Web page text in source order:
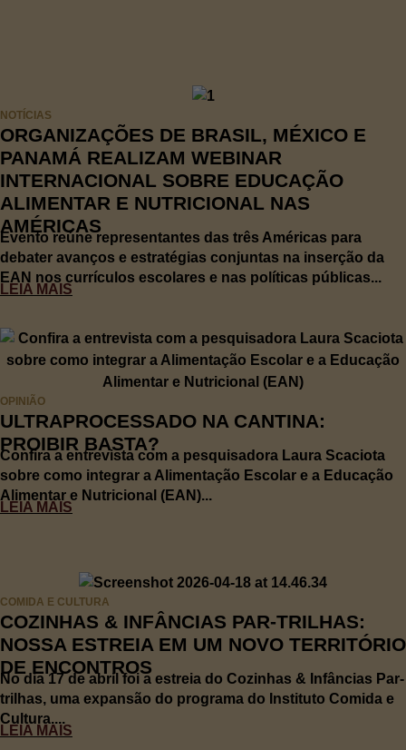
NOTÍCIAS
ORGANIZAÇÕES DE BRASIL, MÉXICO E
PANAMÁ REALIZAM WEBINAR
INTERNACIONAL SOBRE EDUCAÇÃO
ALIMENTAR E NUTRICIONAL NAS
AMÉRICAS
Evento reúne representantes das três Américas para
debater avanços e estratégias conjuntas na inserção da
EAN nos currículos escolares e nas políticas públicas...
LEIA MAIS
OPINIÃO
ULTRAPROCESSADO NA CANTINA:
PROIBIR BASTA?
Confira a entrevista com a pesquisadora Laura Scaciota
sobre como integrar a Alimentação Escolar e a Educação
Alimentar e Nutricional (EAN)...
LEIA MAIS
COMIDA E CULTURA
COZINHAS & INFÂNCIAS PAR-TRILHAS:
NOSSA ESTREIA EM UM NOVO TERRITÓRIO
DE ENCONTROS
No dia 17 de abril foi a estreia do Cozinhas & Infâncias Par-
trilhas, uma expansão do programa do Instituto Comida e
Cultura....
LEIA MAIS